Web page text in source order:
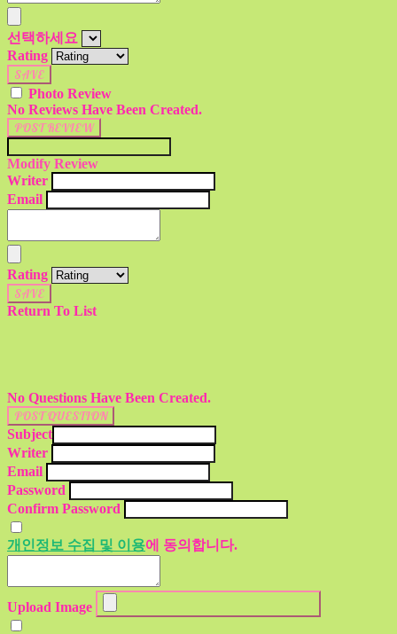
선택하세요
Rating
SAVE
Photo Review
No Reviews Have Been Created.
POST REVIEW
Modify Review
Writer
Email
Rating
SAVE
Return To List
No Questions Have Been Created.
POST QUESTION
Subject
Writer
Email
Password
Confirm Password
개인정보 수집 및 이용에 동의합니다.
Upload Image